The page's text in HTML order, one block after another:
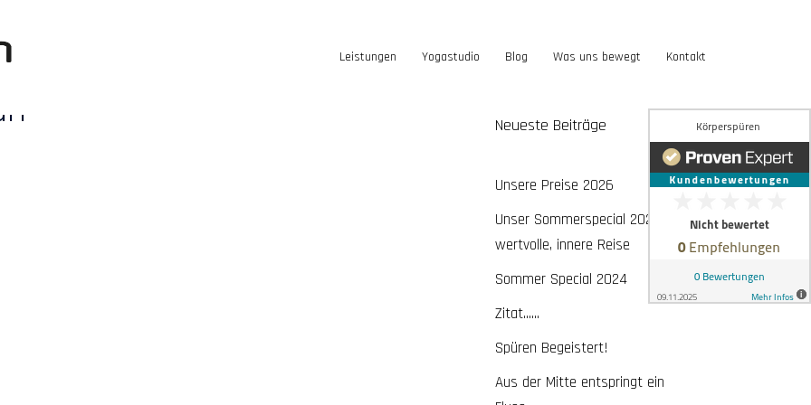
Leistungen Yogastudio Blog Was uns bewegt Kontakt
Neueste Beiträge
Unsere Preise 2026
Unser Sommerspecial 2026 – eine
wertvolle, innere Reise
Sommer Special 2024
Zitat……
Spüren Begeistert!
Aus der Mitte entspringt ein